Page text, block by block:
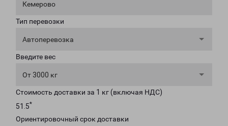
Кемерово
Тип перевозки
Автоперевозка
Введите вес
От 3000 кг
Стоимость доставки за 1 кг (включая НДС)
51.5*
Ориентировочный срок доставки